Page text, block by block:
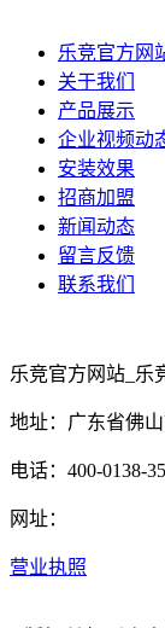
乐竞官方网
关于我们
产品展示
企业视频动
安装效果
招商加盟
新闻动态
留言反馈
联系我们
乐竞官方网站_乐
地址：广东省佛
电话：400-0138-
网址：
营业执照